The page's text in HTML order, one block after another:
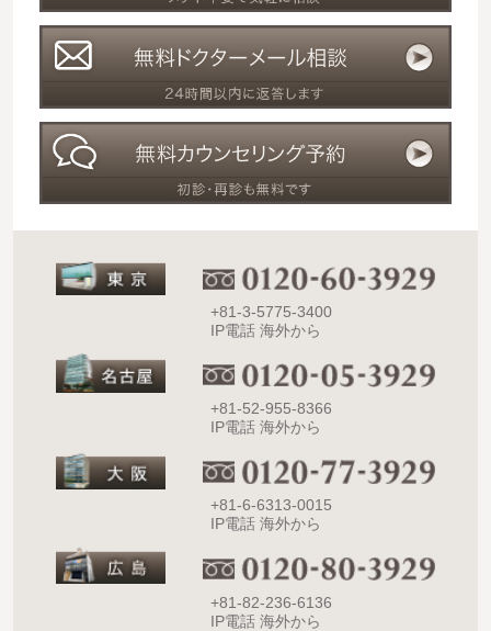
+81-3-5775-3400
IP電話 海外から
+81-52-955-8366
IP電話 海外から
+81-6-6313-0015
IP電話 海外から
+81-82-236-6136
IP電話 海外から